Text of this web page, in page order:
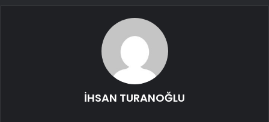
İHSAN TURANOĞLU